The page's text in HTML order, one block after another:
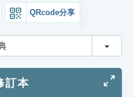
QRcode分享
切換
訂本